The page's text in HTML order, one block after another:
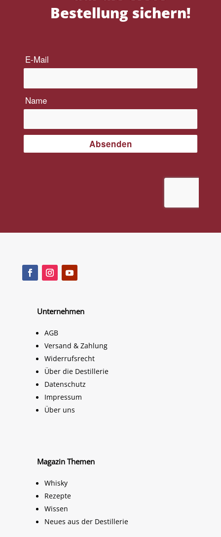
Bestellung sichern!
Unternehmen
AGB
Versand & Zahlung
Widerrufsrecht
Über die Destillerie
Datenschutz
Impressum
Über uns
Magazin Themen
Whisky
Rezepte
Wissen
Neues aus der Destillerie